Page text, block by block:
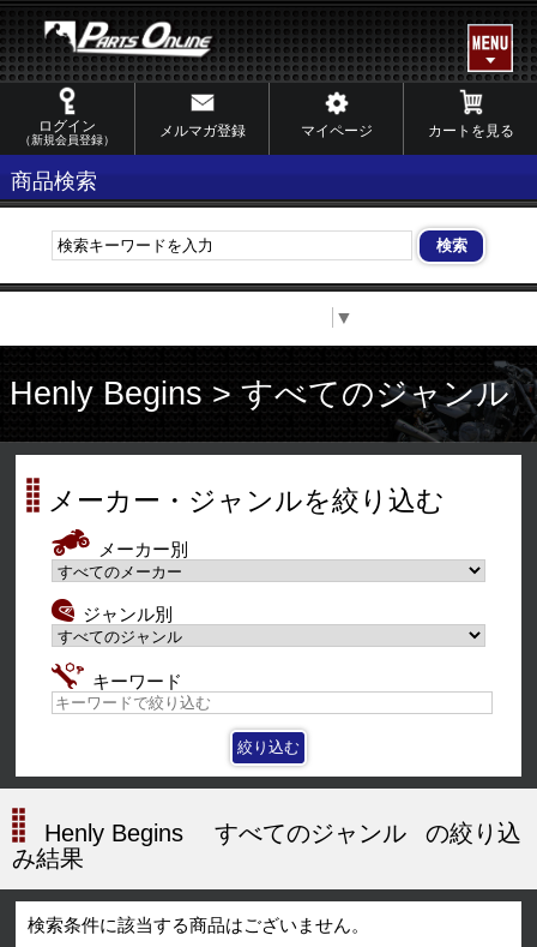
ログイン
（新規会員登録）
メルマガ登録 マイページ カートを見る
商品検索
▼
Henly Begins > すべてのジャンル
メーカー・ジャンルを絞り込む
メーカー別
ジャンル別
キーワード
Henly Begins すべてのジャンル
の絞り込
み結果
検索条件に該当する商品はございません。